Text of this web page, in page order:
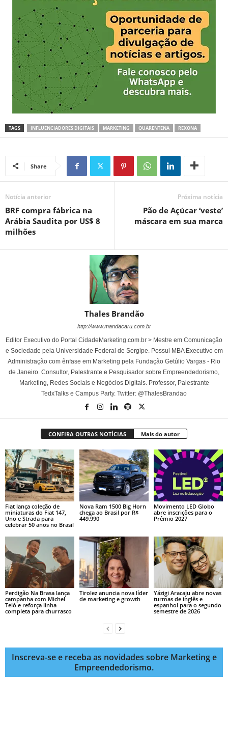
TAGS INFLUENCIADORES DIGITAIS MARKETING QUARENTENA REXONA
Share
Notícia anterior
BRF compra fábrica na
Arábia Saudita por US$ 8
milhões
Próxima notícia
Pão de Açúcar ‘veste’
máscara em sua marca
Thales Brandão
http://www.mandacaru.com.br
Editor Executivo do Portal CidadeMarketing.com.br > Mestre em Comunicação
e Sociedade pela Universidade Federal de Sergipe. Possui MBA Executivo em
Administração com ênfase em Marketing pela Fundação Getúlio Vargas - Rio
de Janeiro. Consultor, Palestrante e Pesquisador sobre Empreendedorismo,
Marketing, Redes Sociais e Negócios Digitais. Professor, Palestrante
TedxTalks e Campus Party. Twitter: @ThalesBrandao
CONFIRA OUTRAS NOTÍCIAS Mais do autor
Fiat lança coleção de
miniaturas do Fiat 147,
Uno e Strada para
celebrar 50 anos no Brasil
Nova Ram 1500 Big Horn
chega ao Brasil por R$
449.990
Movimento LED Globo
abre inscrições para o
Prêmio 2027
Perdigão Na Brasa lança
campanha com Michel
Teló e reforça linha
completa para churrasco
Tirolez anuncia nova líder
de marketing e growth
Yázigi Aracaju abre novas
turmas de inglês e
espanhol para o segundo
semestre de 2026
Inscreva-se e receba as novidades sobre Marketing e
Empreendedorismo.